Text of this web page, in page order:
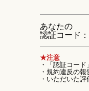
あなたの
認証コード：
★注意
・「認証コー
・規約違反の
・いただいた